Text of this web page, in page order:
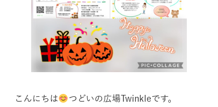
こんにちは
つどいの広場Twinkleです。